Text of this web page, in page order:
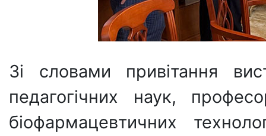
Зі словами привітання
педагогічних наук,
біофармацевтичних